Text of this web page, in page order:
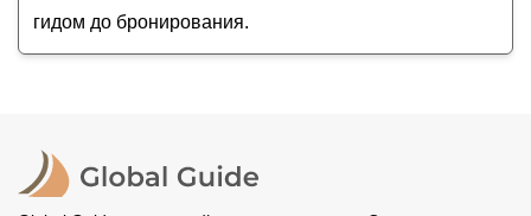
гидом до бронирования.